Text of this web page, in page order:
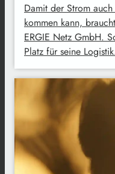
Damit der Strom
kommen kann,
ERGIE Netz GmbH.
Platz für seine